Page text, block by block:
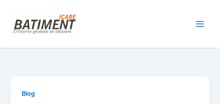
contenu
Blog